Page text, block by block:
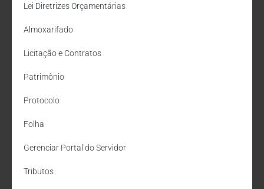
Lei Diretrizes Orçamentárias
Almoxarifado
Licitação e Contratos
Patrimônio
Protocolo
Folha
Gerenciar Portal do Servidor
Tributos